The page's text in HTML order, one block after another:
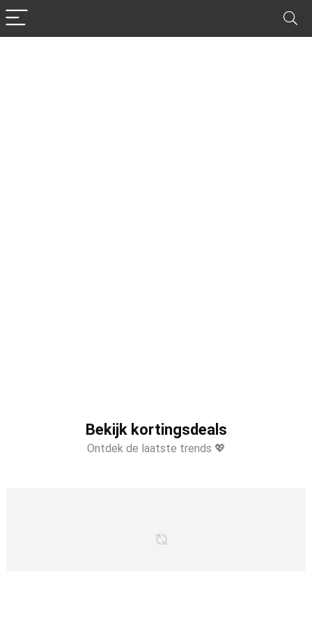
Bekijk kortingsdeals
Ontdek de laatste trends 💖